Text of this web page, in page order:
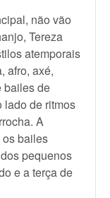
não vão
Tereza
atemporais
afro, axé,
bailes de
lado de ritmos
A
bailes
pequenos
e a terça de